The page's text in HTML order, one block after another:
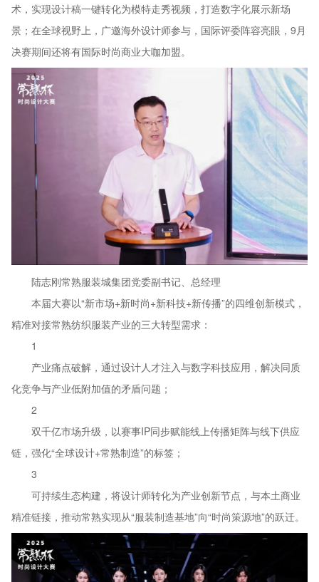
术，实现设计稿一键转化为模特走秀视频，打造数字化展示新场
景；在全球视野上，广邀海外设计师参与，国际评委阵容亮眼，9月
决赛期间还将有国际时尚商业大咖加盟。
陆志刚常熟服装城集团党委副书记、总经理
本届大赛以“新市场+新时尚+新科技+新传播”的四维创新模式，
精准对接常熟纺织服装产业的三大转型需求：
1
产业痛点破解，通过设计人才注入与数字科技应用，解决同质
化竞争与产业低附加值的矛盾问题；
2
双千亿市场升级，以赛事IP同步赋能线上传播矩阵与线下供应
链，强化“全球设计+常熟制造”的标签；
3
可持续生态构建，将设计师转化为产业创新节点，与本土商业
精准链接，推动常熟实现从“服装制造基地”向“时尚策源地”的跃迁。